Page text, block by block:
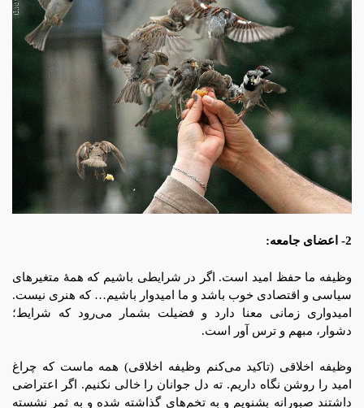
2- اعضای جامعه:
وظیفه ما حفظ امید است. اگر در شرایطی باشیم که همۀ متغیرهای
سیاسی و اقتصادی خوب باشد و ما امیدوار باشیم… که هنری نیست.
امیدواری زمانی معنا دارد و فضیلت بشمار می‌رود که شرایط؛
دشوار، مبهم و ترس آور است.
وظیفه اخلاقی (تاکید می‌کنم وظیفه اخلاقی) همه ماست که چراغ
امید را روشن نگاه داریم. ته دل جوانان را خالی نکنیم. اگر اعتراضی
داشتند صبورانه بشنویم و به تخم‌های گذاشته شده و به ثمر نشسته